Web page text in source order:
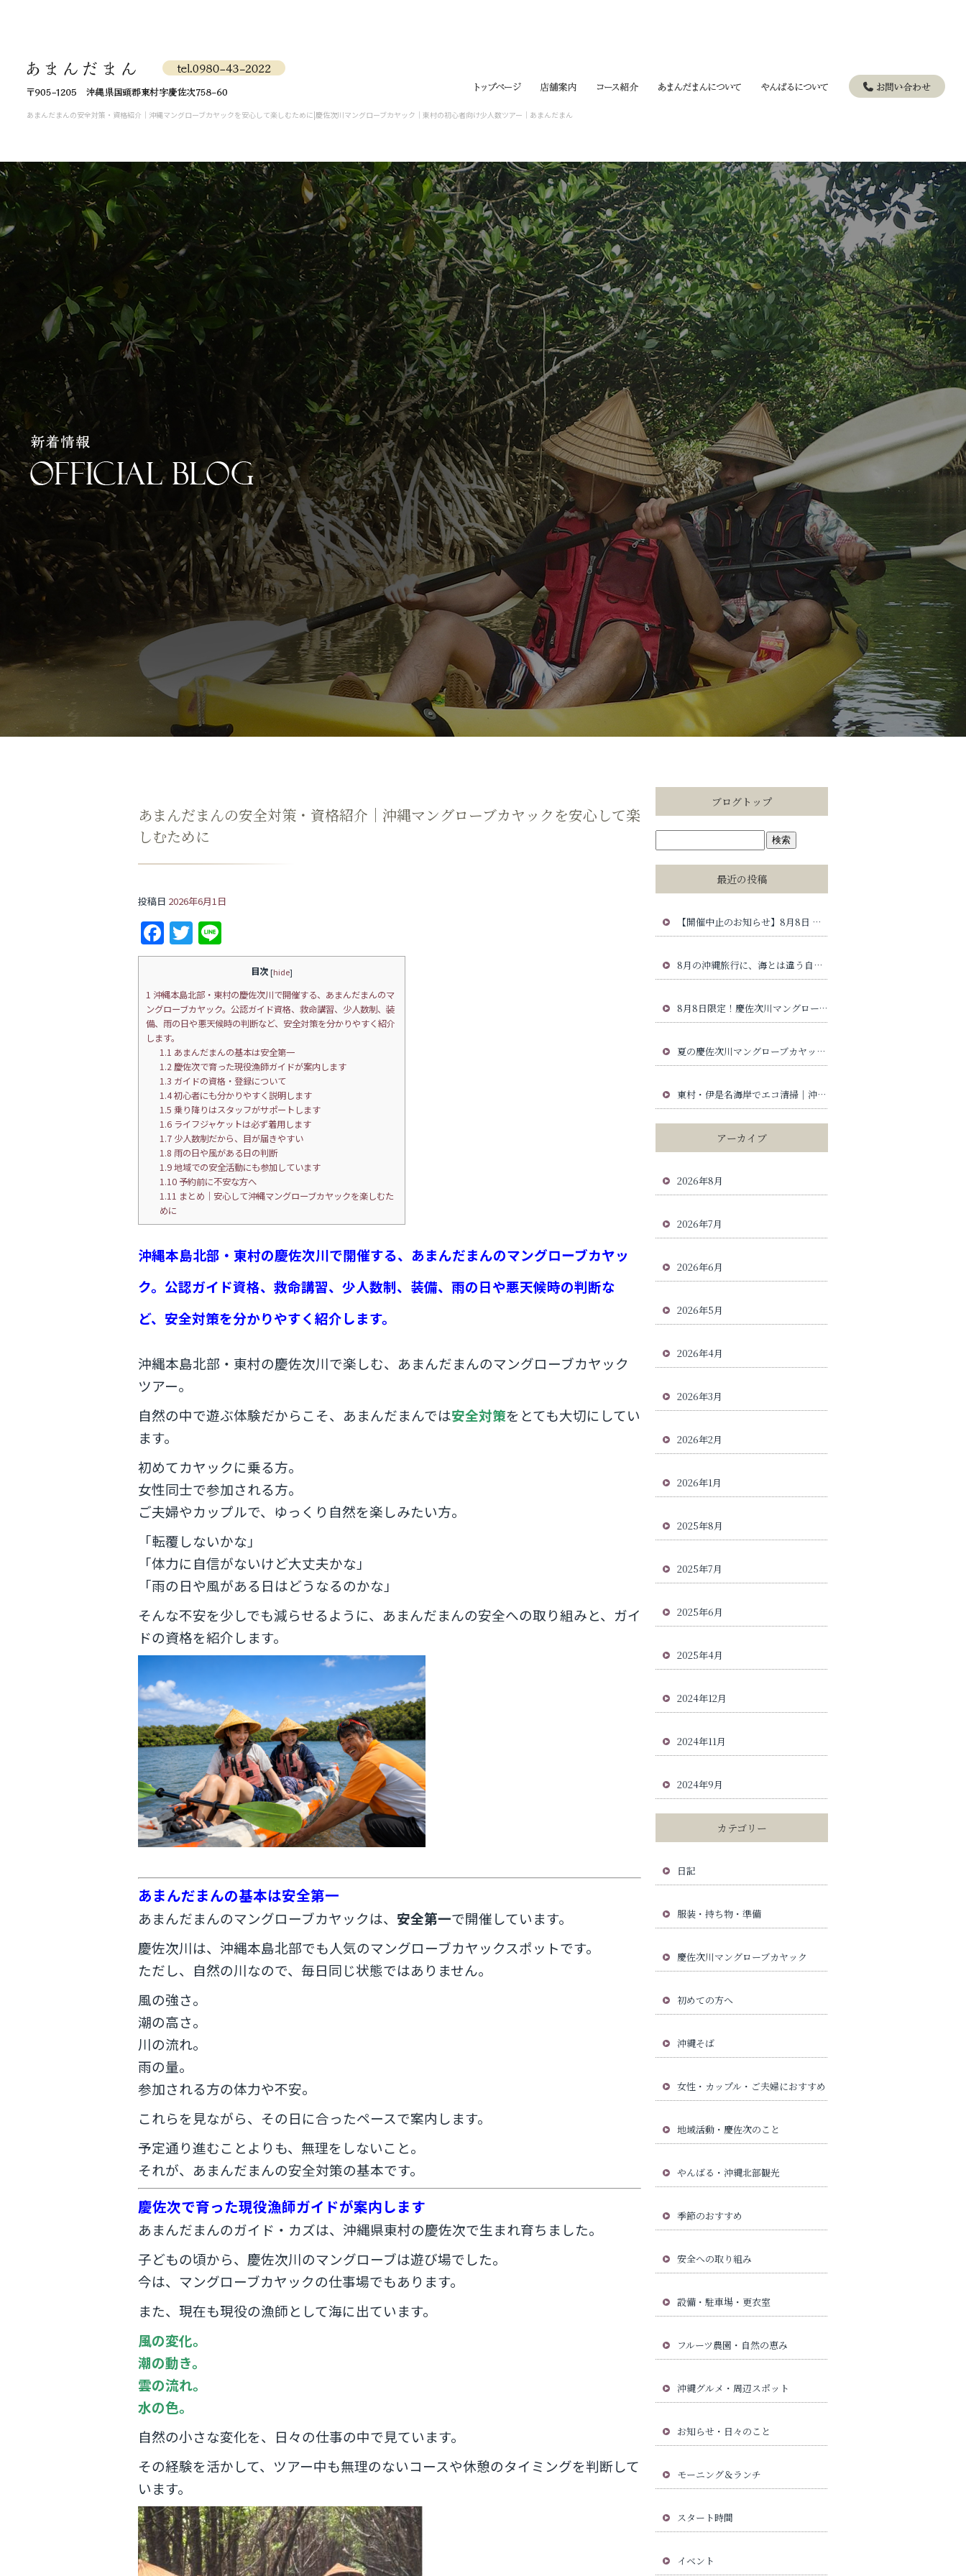
あまんだまんの安全対策・資格紹介｜沖縄マングローブカヤックを安心して楽しむために|慶佐次川マングローブカヤック｜東村の初心者向け少人数ツアー｜あまんだまん
あまんだまんの安全対策・資格紹介｜沖縄マングローブカヤックを安心して楽
しむために
投稿日 2026年6月1日
F
a
e
b
o
o
k
T
w
er
n 目次[hide]
1 沖縄本島北部・東村の慶佐次川で開催する、あまんだまんのマ
ングローブカヤック。公認ガイド資格、救命講習、少人数制、装
備、雨の日や悪天候時の判断など、安全対策を分かりやすく紹介
します。
1.1 あまんだまんの基本は安全第一
1.2慶佐次で育った現役漁師ガイドが案内します
1.3 ガイドの資格・登録について
1.4初心者にも分かりやすく説明します
1.5 乗り降りはスタッフがサポートします
1.6ライフジャケットは必ず着用します
1.7少人数制だから、目が届きやすい
1.8 雨の日や風がある日の判断
1.9地域での安全活動にも参加しています
1.10予約前に不安な方へ
1.11 まとめ｜安心して沖縄マングローブカヤックを楽しむた
めに
沖縄本島北部・東村の慶佐次川で開催する、あまんだまんのマングローブカヤッ
ク。公認ガイド資格、救命講習、少人数制、装備、雨の日や悪天候時の判断な
ど、安全対策を分かりやすく紹介します。
沖縄本島北部・東村の慶佐次川で楽しむ、あまんだまんのマングローブカヤック
ツアー。
自然の中で遊ぶ体験だからこそ、あまんだまんでは安全対策をとても大切にしてい
ます。
初めてカヤックに乗る方。
女性同士で参加される方。
ご夫婦やカップルで、ゆっくり自然を楽しみたい方。
「転覆しないかな」
「体力に自信がないけど大丈夫かな」
「雨の日や風がある日はどうなるのかな」
そんな不安を少しでも減らせるように、あまんだまんの安全への取り組みと、ガイ
ドの資格を紹介します。
あまんだまんの基本は安全第一
あまんだまんのマングローブカヤックは、 安全第一で開催しています。
慶佐次川は、沖縄本島北部でも人気のマングローブカヤックスポットです。
ただし、自然の川なので、毎日同じ状態ではありません。
風の強さ。
潮の高さ。
川の流れ。
雨の量。
参加される方の体力や不安。
これらを見ながら、その日に合ったペースで案内します。
予定通り進むことよりも、無理をしないこと。
それが、あまんだまんの安全対策の基本です。
慶佐次で育った現役漁師ガイドが案内します
あまんだまんのガイド・カズは、沖縄県東村の慶佐次で生まれ育ちました。
子どもの頃から、慶佐次川のマングローブは遊び場でした。
今は、マングローブカヤックの仕事場でもあります。
また、現在も現役の漁師として海に出ています。
風の変化。
潮の動き。
雲の流れ。
水の色。
自然の小さな変化を、日々の仕事の中で見ています。
その経験を活かして、ツアー中も無理のないコースや休憩のタイミングを判断して
います。
ブログトップ
最近の投稿
【開催中止のお知らせ】8月8日 ゴールドバレルじゃんけん大会について
8月の沖縄旅行に、海とは違う自然時間を。慶佐次川マングローブカヤック
8月8日限定！慶佐次川マングローブカヤックで高級パイナップル「ゴールドバレル」が当たる夏の特別企画
夏の慶佐次川マングローブカヤック服装ガイド｜沖縄旅行で安心の持ち物と日焼け対策
東村・伊是名海岸でエコ清掃｜沖縄北部の海と慶佐次川の自然を守る活動
アーカイブ
2026年8月
2026年7月
2026年6月
2026年5月
2026年4月
2026年3月
2026年2月
2026年1月
2025年8月
2025年7月
2025年6月
2025年4月
2024年12月
2024年11月
2024年9月
カテゴリー
日記
服装・持ち物・準備
慶佐次川マングローブカヤック
初めての方へ
沖縄そば
女性・カップル・ご夫婦におすすめ
地域活動・慶佐次のこと
やんばる・沖縄北部観光
季節のおすすめ
安全への取り組み
設備・駐車場・更衣室
フルーツ農園・自然の恵み
沖縄グルメ・周辺スポット
お知らせ・日々のこと
モーニング＆ランチ
スタート時間
イベント